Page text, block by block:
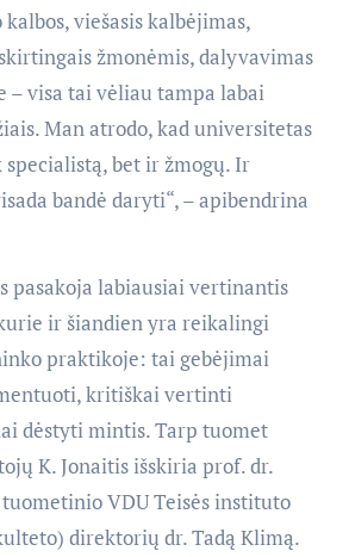
kalbos, viešasis kalbėjimas,
žmonėmis, dalyvavimas
– visa tai vėliau tampa labai
Man atrodo, kad universitetas
bet ir žmogų. Ir
bandė daryti“, – apibendrina
pasakoja labiausiai vertinantis
ir šiandien yra reikalingi
praktikoje: tai gebėjimai
kritiškai vertinti
dėstyti mintis. Tarp tuomet
K. Jonaitis išskiria prof. dr.
VDU Teisės instituto
direktorių dr. Tadą Klimą.